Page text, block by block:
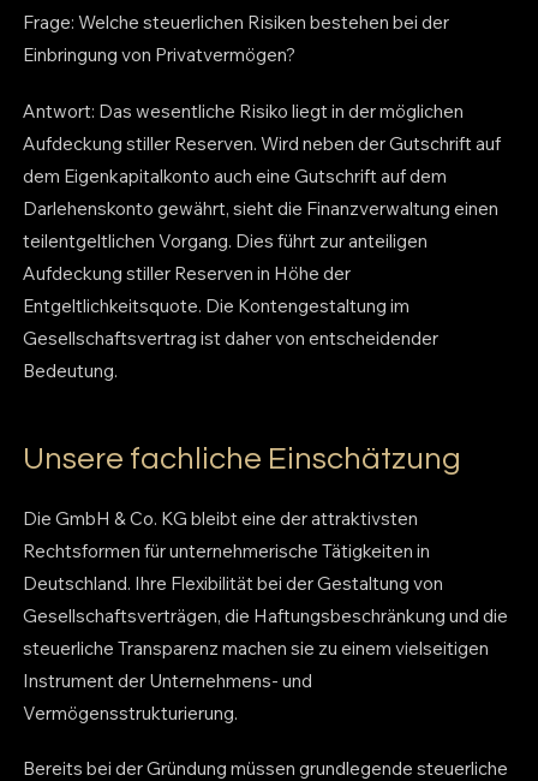
Frage: Welche steuerlichen Risiken bestehen bei der
Einbringung von Privatvermögen?
Antwort: Das wesentliche Risiko liegt in der möglichen
Aufdeckung stiller Reserven. Wird neben der Gutschrift auf
dem Eigenkapitalkonto auch eine Gutschrift auf dem
Darlehenskonto gewährt, sieht die Finanzverwaltung einen
teilentgeltlichen Vorgang. Dies führt zur anteiligen
Aufdeckung stiller Reserven in Höhe der
Entgeltlichkeitsquote. Die Kontengestaltung im
Gesellschaftsvertrag ist daher von entscheidender
Bedeutung.
Unsere fachliche Einschätzung
Die GmbH & Co. KG bleibt eine der attraktivsten
Rechtsformen für unternehmerische Tätigkeiten in
Deutschland. Ihre Flexibilität bei der Gestaltung von
Gesellschaftsverträgen, die Haftungsbeschränkung und die
steuerliche Transparenz machen sie zu einem vielseitigen
Instrument der Unternehmens- und
Vermögensstrukturierung.
Bereits bei der Gründung müssen grundlegende steuerliche